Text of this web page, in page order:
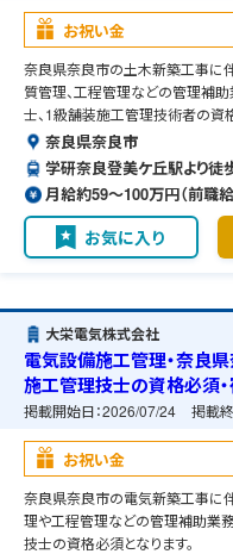
お祝い金
奈良県奈良市の土木新築工事に
質管理、工程管理などの管理補
士、1級舗装施工管理技術者の資
奈良県奈良市
学研奈良登美ケ丘駅より徒
月給約59〜100万円（前職給
お気に入り
大栄電気株式会社
電気設備施工管理・奈良
施工管理技士の資格必須
掲載開始日：2026/07/24 掲載
お祝い金
奈良県奈良市の電気新築工事に
理や工程管理などの管理補助業
技士の資格必須となります。